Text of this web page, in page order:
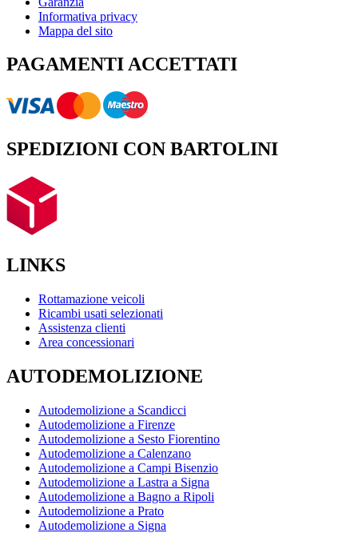
Informativa privacy
Mappa del sito
PAGAMENTI ACCETTATI
SPEDIZIONI CON BARTOLINI
LINKS
Rottamazione veicoli
Ricambi usati selezionati
Assistenza clienti
Area concessionari
AUTODEMOLIZIONE
Autodemolizione a Scandicci
Autodemolizione a Firenze
Autodemolizione a Sesto Fiorentino
Autodemolizione a Calenzano
Autodemolizione a Campi Bisenzio
Autodemolizione a Lastra a Signa
Autodemolizione a Bagno a Ripoli
Autodemolizione a Prato
Autodemolizione a Signa